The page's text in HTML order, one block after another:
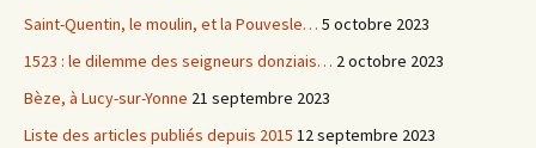
Saint-Quentin, le moulin, et la Pouvesle… 5 octobre 2023
1523 : le dilemme des seigneurs donziais… 2 octobre 2023
Bèze, à Lucy-sur-Yonne 21 septembre 2023
Liste des articles publiés depuis 2015 12 septembre 2023